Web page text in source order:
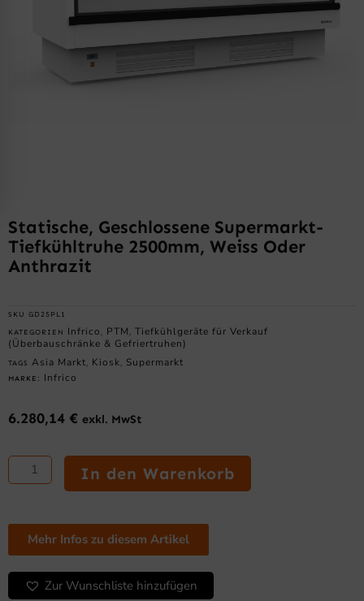
Statische, Geschlossene Supermarkt-
Tiefkühltruhe 2500mm, Weiss Oder
Anthrazit
SKU GD25PL1
KATEGORIEN Infrico , PTM , Tiefkühlgeräte für Verkauf
(Überbauschränke & Gefriertruhen)
TAGS Asia Markt , Kiosk , Supermarkt
MARKE: Infrico
6.280,14 € exkl. MwSt
Statische,
geschlossene
Supermarkt-
2500mm,
Weiss
oder
Anthrazit
Menge
In den Warenkorb
Mehr Infos zu diesem Artikel
Zur Wunschliste hinzufügen